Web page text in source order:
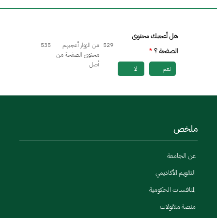
هل أعجبك محتوى
الصفحة ؟
نعم لا
529 من الزوار أعجبهم
محتوى الصفحة من
أصل
535
ملخص
عن الجامعة
التقويم الأكاديمي
المنافسات الحكومية
منصة منقولات